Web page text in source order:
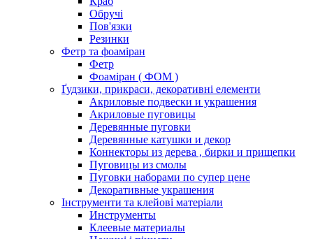
Обручі
Пов'язки
Резинки
Фетр та фоаміран
Фетр
Фоаміран ( ФОМ )
Ґудзики, прикраси, декоративні елементи
Акриловые подвески и украшения
Акриловые пуговицы
Деревянные пуговки
Деревянные катушки и декор
Коннекторы из дерева , бирки и прищепки
Пуговицы из смолы
Пуговки наборами по супер цене
Декоративные украшения
Інструменти та клейові матеріали
Инструменты
Клеевые материалы